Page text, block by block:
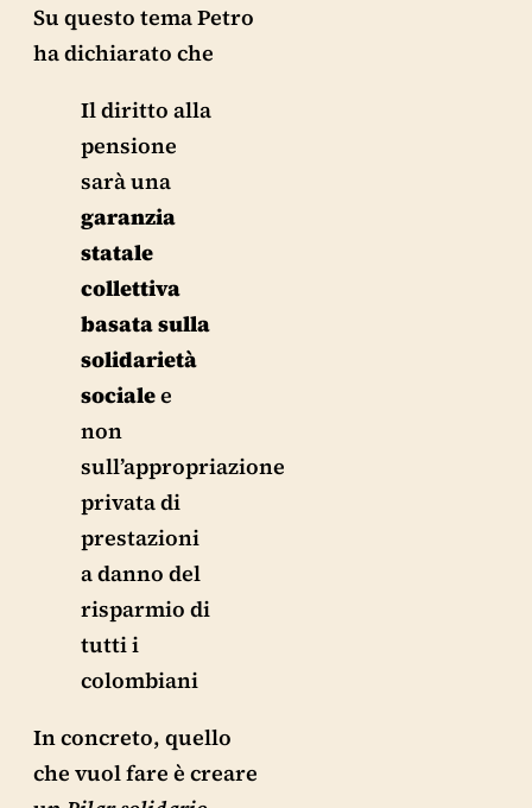
Su questo tema Petro
ha dichiarato che
Il diritto alla
pensione
sarà una
garanzia
statale
collettiva
basata sulla
solidarietà
socialee
non
sull’appropriazione
privata di
prestazioni
a danno del
risparmio di
tutti i
colombiani
In concreto, quello
che vuol fare è creare